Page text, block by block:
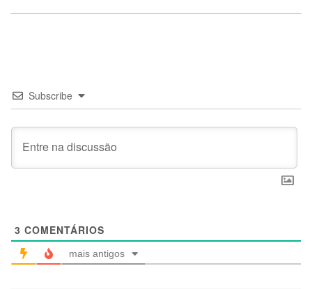
Subscribe
3 COMENTÁRIOS
mais antigos